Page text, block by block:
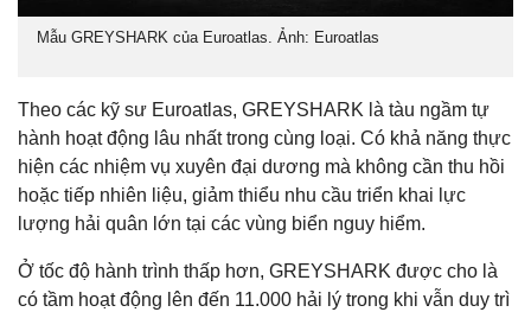
Mẫu GREYSHARK của Euroatlas. Ảnh: Euroatlas
Theo các kỹ sư Euroatlas, GREYSHARK là tàu ngầm tự
hành hoạt động lâu nhất trong cùng loại. Có khả năng thực
hiện các nhiệm vụ xuyên đại dương mà không cần thu hồi
hoặc tiếp nhiên liệu, giảm thiểu nhu cầu triển khai lực
lượng hải quân lớn tại các vùng biển nguy hiểm.
Ở tốc độ hành trình thấp hơn, GREYSHARK được cho là
có tầm hoạt động lên đến 11.000 hải lý trong khi vẫn duy trì